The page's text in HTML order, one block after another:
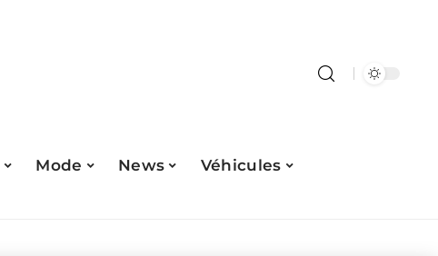
Mode News
Véhicules